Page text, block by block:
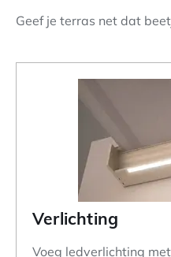
Geef je terras net dat
Verlichting
Voeg ledverlichting